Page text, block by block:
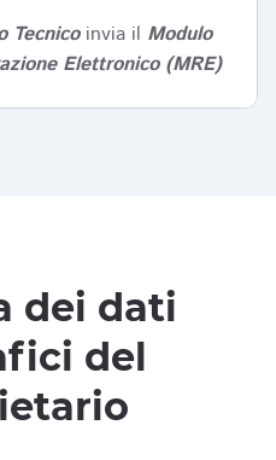
Tecnicoinvia il Modulo
Elettronico (MRE)
dei dati
del